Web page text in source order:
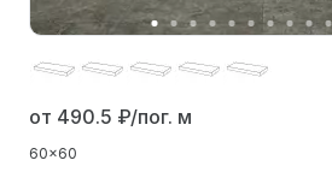
от 490.5 ₽/пог. м
60x60